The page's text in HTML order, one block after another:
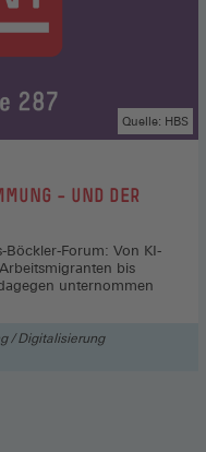
– UND DER
Quelle: HBS
Böckler-Forum: Von KI-
bis
unternommen
/ Digitalisierung